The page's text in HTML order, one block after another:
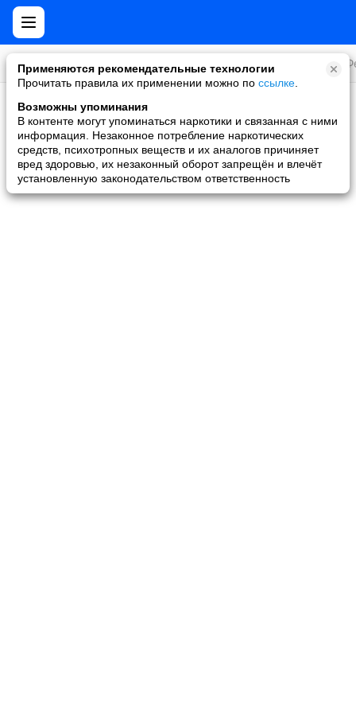
Все игры
Применяются рекомендательные технологии
Прочитать правила их применении можно по ссылке
Возможны упоминания
В контенте могут упоминаться наркотики и связанная с ними
информация. Незаконное потребление наркотических
средств, психотропных веществ и их аналогов причиняет
вред здоровью, их незаконный оборот запрещён и влечёт
установленную законодательством ответственность
Скидки и акции
Ни одной игры не найдено